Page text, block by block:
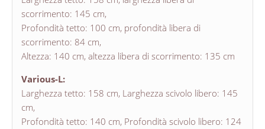
scorrimento: 145 cm,
Profondità tetto: 100 cm, profondità libera di
scorrimento: 84 cm,
Altezza: 140 cm, altezza libera di scorrimento: 135 cm
Various-L:
Larghezza tetto: 158 cm, Larghezza scivolo libero: 145
cm,
Profondità tetto: 140 cm, Profondità scivolo libero: 124